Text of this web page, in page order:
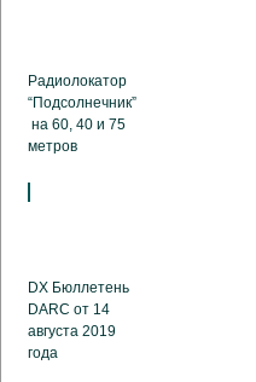
Радиолокатор
“Подсолнечник”
на 60, 40 и 75
метров
DX Бюллетень
DARC от 14
августа 2019
года